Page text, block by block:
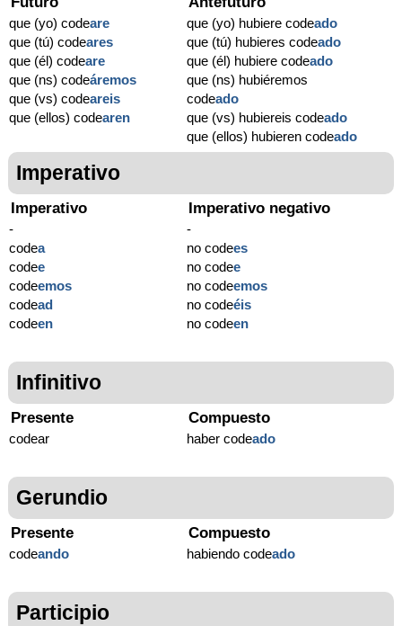
que (yo) codeare
que (tú) codeares
que (él) codeare
que (ns) codeáremos
que (vs) codeareis
que (ellos) codearen
que (yo) hubiere codeado
que (tú) hubieres codeado
que (él) hubiere codeado
que (ns) hubiéremos
codeado
que (vs) hubiereis codeado
que (ellos) hubieren codeado
Imperativo
Imperativo
-
codea
codee
codeemos
codead
codeen
Imperativo negativo
-
no codees
no codee
no codeemos
no codeéis
no codeen
Infinitivo
Presente
codear
Compuesto
haber codeado
Gerundio
Presente
codeando
Compuesto
habiendo codeado
Participio